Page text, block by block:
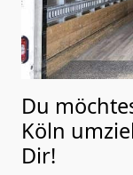
Du
Köln
Dir!